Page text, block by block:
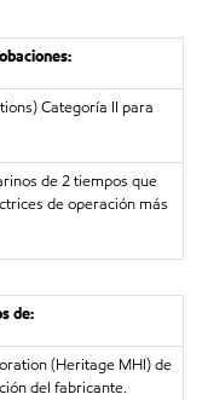
Categoría II para
de 2 tiempos que
de operación más
de:
(Heritage MHI) de
del fabricante.